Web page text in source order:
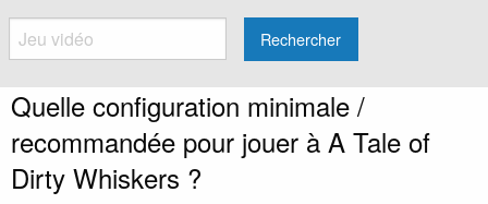
Rechercher
Quelle configuration minimale /
recommandée pour jouer à A Tale of
Dirty Whiskers ?